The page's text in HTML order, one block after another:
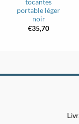
tocantes
portable léger
noir
€35,70